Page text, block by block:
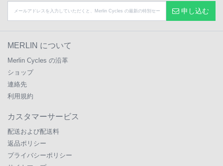
申し込む
MERLIN について
Merlin Cycles の沿革
ショップ
連絡先
利用規約
カスタマーサービス
配送および配送料
返品ポリシー
プライバシーポリシー